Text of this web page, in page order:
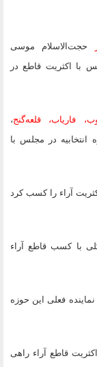
حجت‌الاسلام موسی
با اکثریت قاطع در
فاریاب، قلعه‌گنج،
انتخابیه در مجلس با
آراء را کسب کرد
با کسب قاطع آراء
فعلی این حوزه
قاطع آراء راهی